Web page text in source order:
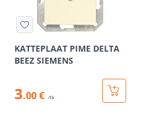
KATTEPLAAT PIME DELTA
BEEZ SIEMENS
3.00 € /tk